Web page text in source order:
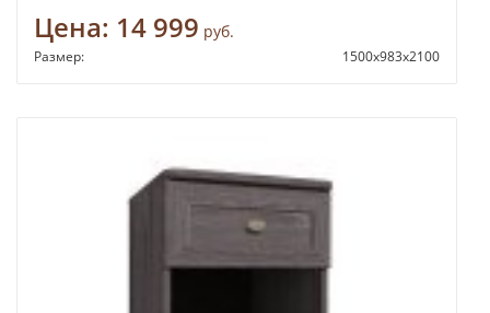
Цена: 14 999 руб.
Размер: 1500х983х2100